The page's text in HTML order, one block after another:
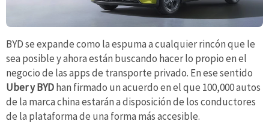
BYD se expande como la espuma a cualquier rincón que le
sea posible y ahora están buscando hacer lo propio en el
negocio de las apps de transporte privado. En ese sentido
Uber y BYDhan firmado un acuerdo en el que 100,000 autos
de la marca china estarán a disposición de los conductores
de la plataforma de una forma más accesible.